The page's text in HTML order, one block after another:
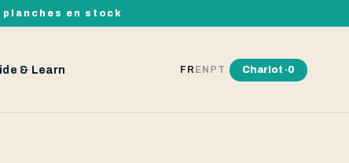
planches en stock
& Learn FR EN PT Chariot ·0